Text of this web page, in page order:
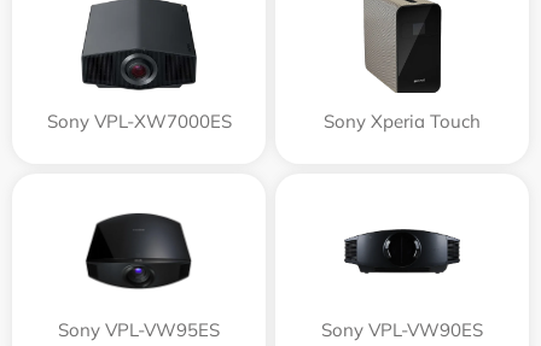
Sony VPL-XW7000ES Sony Xperia Touch
Sony VPL-VW95ES Sony VPL-VW90ES